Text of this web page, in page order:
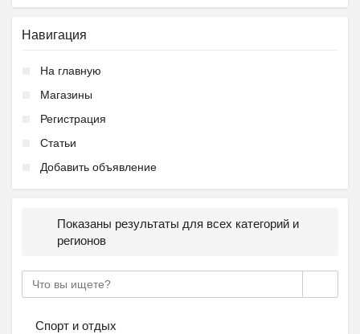
Навигация
На главную
Магазины
Регистрация
Статьи
Добавить объявление
Показаны результаты для всех категорий и
регионов
Спорт и отдых